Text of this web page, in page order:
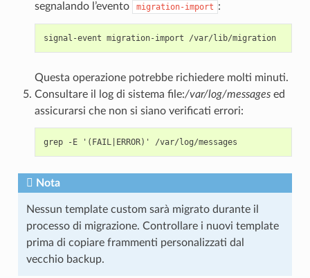
segnalando l’evento
migration-import :
signal-event migration-import /var/lib/migration
Questa operazione potrebbe richiedere molti minuti.
Consultare il log di sistema file:/var/log/messagesed
assicurarsi che non si siano verificati errori:
Nota
Nessun template custom sarà migrato durante il
processo di migrazione. Controllare i nuovi template
prima di copiare frammenti personalizzati dal
vecchio backup.